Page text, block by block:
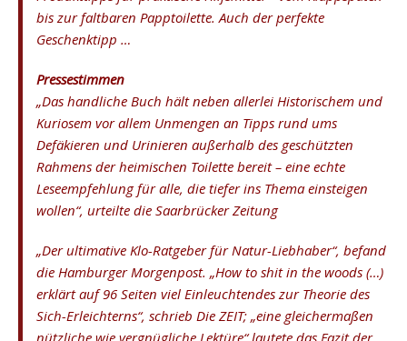
bis zur faltbaren Papptoilette. Auch der perfekte
Geschenktipp …
Pressestimmen
„Das handliche Buch hält neben allerlei Historischem und
Kuriosem vor allem Unmengen an Tipps rund ums
Defäkieren und Urinieren außerhalb des geschützten
Rahmens der heimischen Toilette bereit – eine echte
Leseempfehlung für alle, die tiefer ins Thema einsteigen
wollen“, urteilte die Saarbrücker Zeitung
„Der ultimative Klo-Ratgeber für Natur-Liebhaber“, befand
die Hamburger Morgenpost. „How to shit in the woods (…)
erklärt auf 96 Seiten viel Einleuchtendes zur Theorie des
Sich-Erleichterns“, schrieb Die ZEIT; „eine gleichermaßen
nützliche wie vergnügliche Lektüre“ lautete das Fazit der